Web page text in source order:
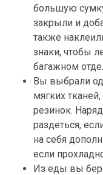
большую
закрыли и
также
знаки, чтобы
багажном
Вы выбрали
мягких
резинок.
раздеться,
на себя
если
Из еды вы